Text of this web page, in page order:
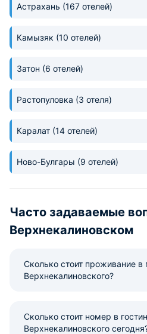
Астрахань (167 отелей)
Камызяк (10 отелей)
Затон (6 отелей)
Растопуловка (3 отеля)
Каралат (14 отелей)
Ново-Булгары (9 отелей)
Часто задаваемые
Верхнекалиновском
Сколько стоит проживание в
Верхнекалиновского?
Сколько стоит номер в
Верхнекалиновского